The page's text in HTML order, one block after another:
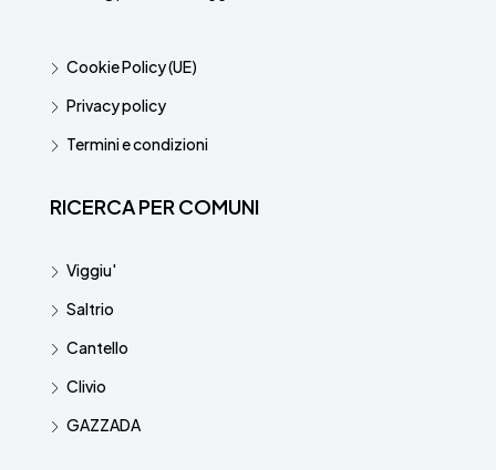
Cookie Policy (UE)
Privacy policy
Termini e condizioni
RICERCA PER COMUNI
Viggiu'
Saltrio
Cantello
Clivio
GAZZADA